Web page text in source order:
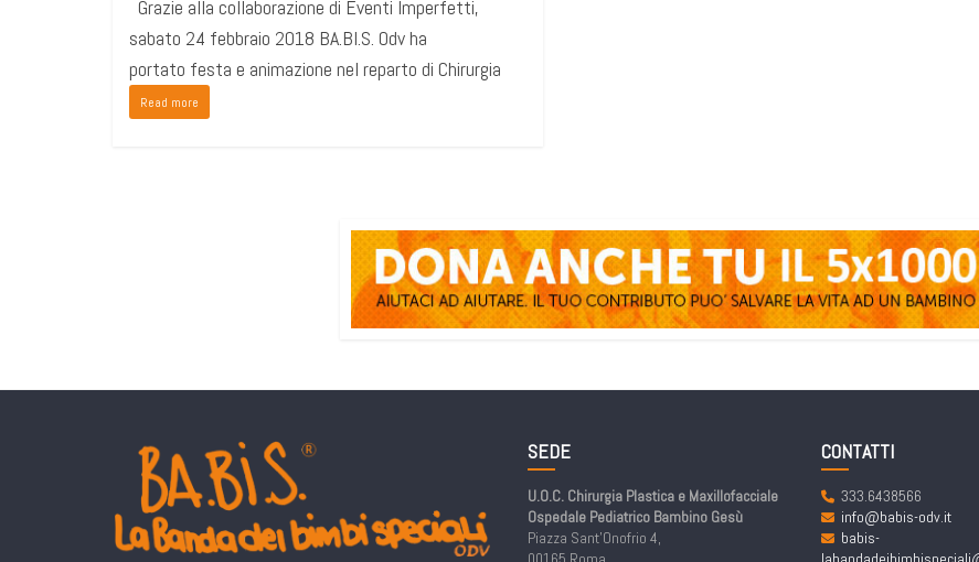
Grazie alla collaborazione di Eventi Imperfetti,
sabato 24 febbraio 2018 BA.BI.S. Odv ha
portato festa e animazione nel reparto di Chirurgia
Read more
SEDE
U.O.C. Chirurgia Plastica e Maxillofacciale
Ospedale Pediatrico Bambino Gesù
Piazza Sant’Onofrio 4,
CONTATTI
333.6438566
info@babis-odv.it
babis-